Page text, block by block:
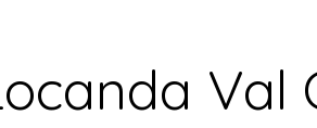
Val